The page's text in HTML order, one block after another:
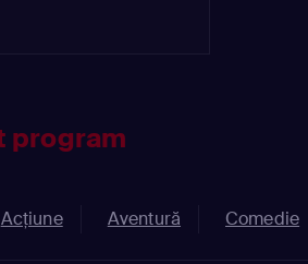
program
Acţiune Aventură Comedie